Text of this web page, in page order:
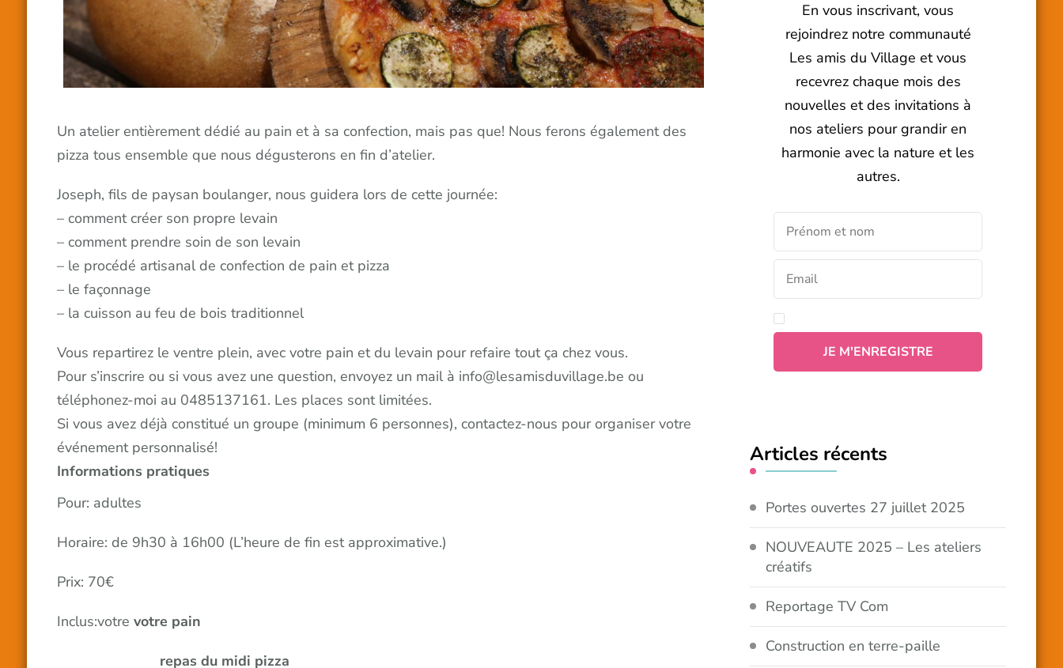
Un atelier entièrement dédié au pain et à sa confection, mais pas que! Nous ferons également des
pizza tous ensemble que nous dégusterons en fin d’atelier.
Joseph, fils de paysan boulanger, nous guidera lors de cette journée:
– comment créer son propre levain
– comment prendre soin de son levain
– le procédé artisanal de confection de pain et pizza
– le façonnage
– la cuisson au feu de bois traditionnel
Vous repartirez le ventre plein, avec votre pain et du levain pour refaire tout ça chez vous.
Pour s’inscrire ou si vous avez une question, envoyez un mail à info@lesamisduvillage.be ou
téléphonez-moi au 0485137161. Les places sont limitées.
Si vous avez déjà constitué un groupe (minimum 6 personnes), contactez-nous pour organiser votre
événement personnalisé!
Informations pratiques
Pour: adultes
Horaire: de 9h30 à 16h00 (L’heure de fin est approximative.)
Prix: 70€
Inclus:votre votre pain
repas du midi pizza
En vous inscrivant, vous
rejoindrez notre communauté
Les amis du Village et vous
recevrez chaque mois des
nouvelles et des invitations à
nos ateliers pour grandir en
harmonie avec la nature et les
autres.
Articles récents
Portes ouvertes 27 juillet 2025
NOUVEAUTE 2025 – Les ateliers
créatifs
Reportage TV Com
Construction en terre-paille